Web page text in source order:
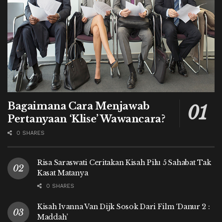
Bagaimana Cara Menjawab
Pertanyaan ‘Klise’ Wawancara?
0 SHARES
Risa Saraswati Ceritakan Kisah Pilu 5 Sahabat Tak
Kasat Matanya
0 SHARES
Kisah Ivanna Van Dijk Sosok Dari Film ‘Danur 2 :
Maddah’